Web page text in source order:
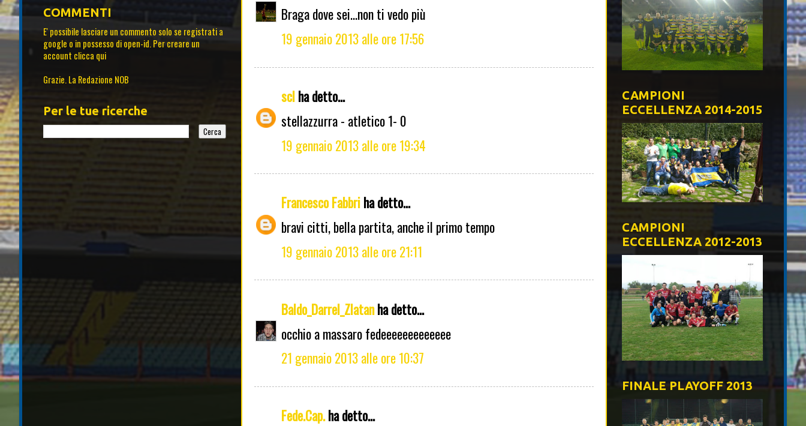
Braga dove sei...non ti vedo più
19 gennaio 2013 alle ore 17:56
sclha detto...
stellazzurra - atletico 1- 0
19 gennaio 2013 alle ore 19:34
Francesco Fabbriha detto...
bravi citti, bella partita, anche il primo tempo
19 gennaio 2013 alle ore 21:11
Baldo_Darrel_Zlatanha detto...
occhio a massaro fedeeeeeeeeeeeee
21 gennaio 2013 alle ore 10:37
Fede.Cap.ha detto...
COMMENTI
E' possibile lasciare un commento solo se registrati a
google o in possesso di open-id. Per creare un
account clicca qui
Grazie. La Redazione NOB
Per le tue ricerche
CAMPIONI
ECCELLENZA 2014-2015
CAMPIONI
ECCELLENZA 2012-2013
FINALE PLAYOFF 2013